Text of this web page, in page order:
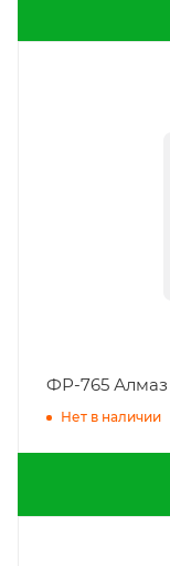
ФР-765 Алмаз
Нет в наличии